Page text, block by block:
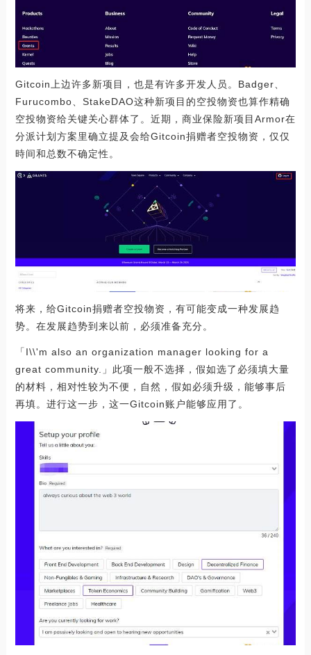
Gitcoin上边许多新项目，也是有许多开发人员。Badger、
Furucombo、StakeDAO这种新项目的空投物资也算作精确
空投物资给关键关心群体了。近期，商业保险新项目Armor在
分派计划方案里确立提及会给Gitcoin捐赠者空投物资，仅仅
時间和总数不确定性。
将来，给Gitcoin捐赠者空投物资，有可能变成一种发展趋
势。在发展趋势到来以前，必须准备充分。
「I\\'m also an organization manager looking for a
great community.」此项一般不选择，假如选了必须填大量
的材料，相对性较为不便，自然，假如必须升级，能够事后
再填。进行这一步，这一Gitcoin账户能够应用了。